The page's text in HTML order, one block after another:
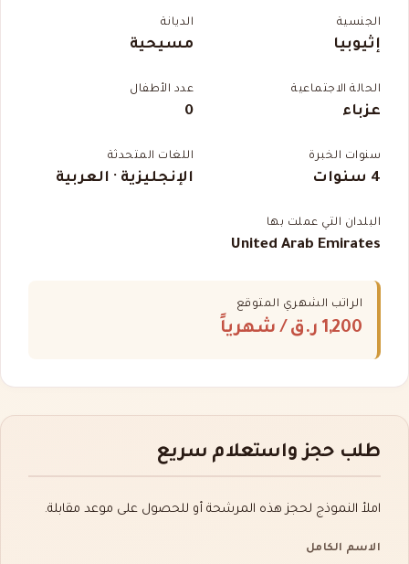
الجنسية
إثيوبيا
الديانة
مسيحية
الحالة الاجتماعية
عزباء
عدد الأطفال
0
سنوات الخبرة
4 سنوات
اللغات المتحدثة
الإنجليزية · العربية
البلدان التي عملت بها
United Arab Emirates
الراتب الشهري المتوقع
1,200 ر.ق / شهرياً
طلب حجز واستعلام سريع
املأ النموذج لحجز هذه المرشحة أو للحصول على موعد مقابلة.
الاسم الكامل